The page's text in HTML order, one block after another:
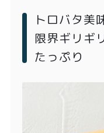
トロバタ
限界ギリギ
たっぷり